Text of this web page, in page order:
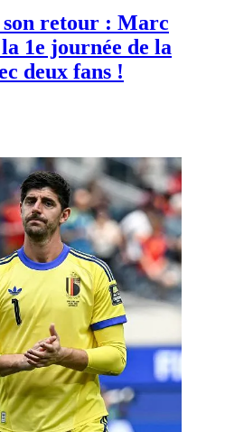
retour : Marc
1e journée de la
deux fans !